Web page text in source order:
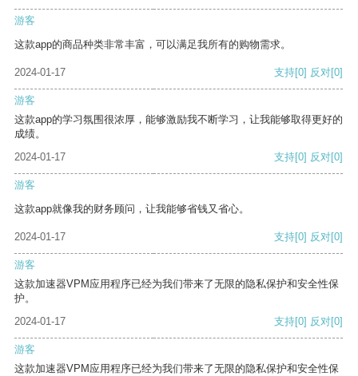
游客
这款app的商品种类非常丰富，可以满足我所有的购物需求。
2024-01-17 支持[0] 反对[0]
游客
这款app的学习氛围很浓厚，能够激励我不断学习，让我能够取得更好的
成绩。
2024-01-17
支持[0] 反对[0]
游客
这款app就像我的财务顾问，让我能够省钱又省心。
2024-01-17 支持[0] 反对[0]
游客
这款加速器VPM应用程序已经为我们带来了无限的隐私保护和安全性保
护。
2024-01-17
支持[0] 反对[0]
游客
这款加速器VPM应用程序已经为我们带来了无限的隐私保护和安全性保